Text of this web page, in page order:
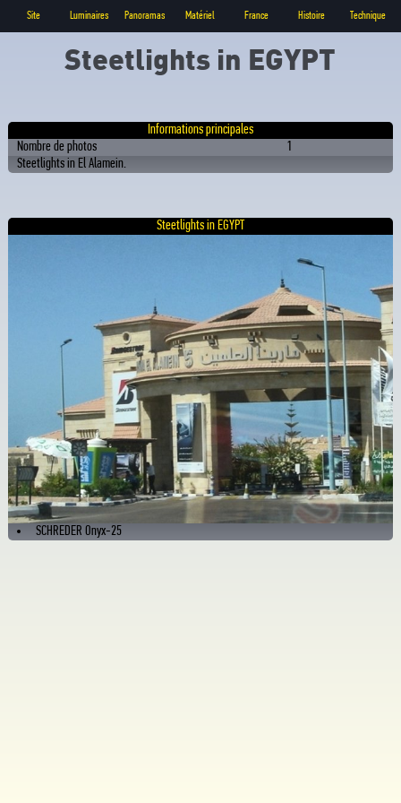
Site Luminaires Panoramas Matériel France Histoire Technique
Steetlights in EGYPT
Informations principales
Nombre de photos
1
Steetlights in El Alamein.
Steetlights in EGYPT
SCHREDER Onyx-25